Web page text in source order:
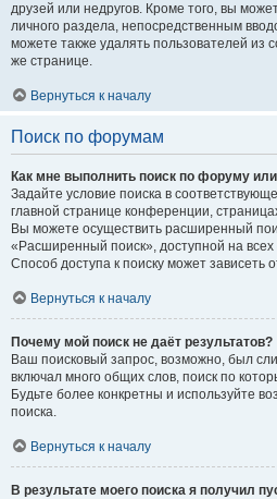
друзей или недругов. Кроме того, вы
личного раздела, непосредственным
можете также удалять пользователей из
же странице.
Вернуться к началу
Поиск по форумам
Как мне выполнить поиск по форуму
Задайте условие поиска в
главной странице конференции,
Вы можете осуществить расширенный
«Расширенный поиск», доступной на
Способ доступа к поиску может зависеть
Вернуться к началу
Почему мой поиск не даёт результатов?
Ваш поисковый запрос, возможно, был
включал много общих слов, поиск по
Будьте более конкретны и используйте
поиска.
Вернуться к началу
В результате моего поиска я получил